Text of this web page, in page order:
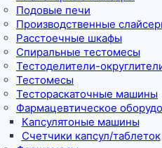
Подовые печи
Производственные
Расстоечные шкафы
Спиральные тестомесы
Тестоделители-
Тестомесы
Тестораскаточные машины
Фармацевтическое
Капсулятоные машины
Счетчики капсул/таблеток